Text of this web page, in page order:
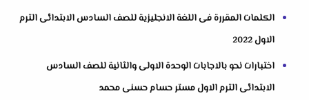
الكلمات المقررة فى اللغة الانجليزية للصف السادس الابتدائى الترم
الاول 2022
اختبارات نحو بالاجابات الوحدة الاولى والثانية للصف السادس
الابتدائى الترم الاول مستر حسام حسنى محمد